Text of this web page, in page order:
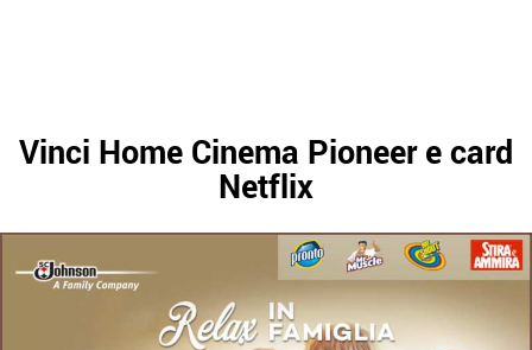
Vinci Home Cinema Pioneer e card
Netflix